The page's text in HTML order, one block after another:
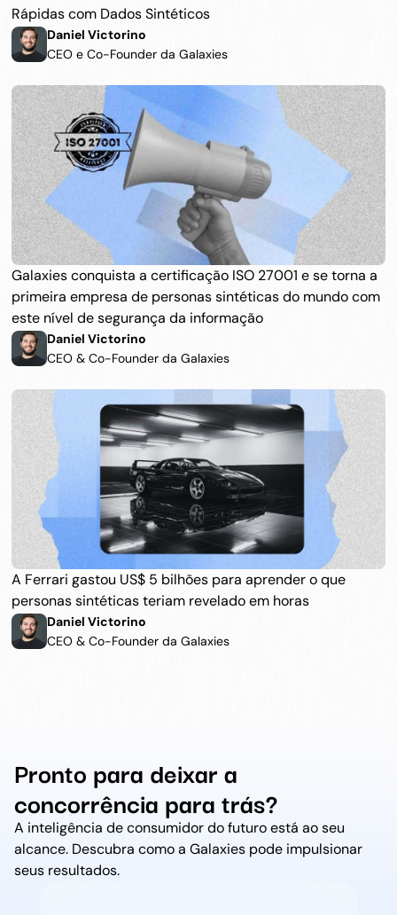
Rápidas com Dados Sintéticos
Daniel Victorino
CEO e Co-Founder da Galaxies
Galaxies conquista a certificação ISO 27001 e se torna a
primeira empresa de personas sintéticas do mundo com
este nível de segurança da informação
Daniel Victorino
CEO & Co-Founder da Galaxies
A Ferrari gastou US$ 5 bilhões para aprender o que
personas sintéticas teriam revelado em horas
Daniel Victorino
CEO & Co-Founder da Galaxies
Pronto para deixar a
concorrência para trás?
A inteligência de consumidor do futuro está ao seu
alcance. Descubra como a Galaxies pode impulsionar
seus resultados.